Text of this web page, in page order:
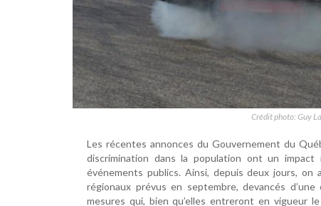
Crédit photo: Guy
Les récentes annonces du Gouvernement du
discrimination dans la population ont un
événements publics. Ainsi, depuis deux jours, on
régionaux prévus en septembre, devancés
mesures qui, bien qu’elles entreront en vigueur